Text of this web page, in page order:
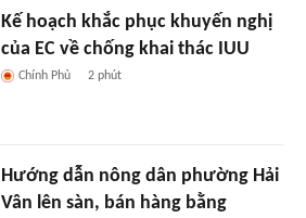
Kế hoạch khắc phục khuyến nghị
của EC về chống khai thác IUU
Chính Phủ 2 phút
Hướng dẫn nông dân phường Hải
Vân lên sàn, bán hàng bằng